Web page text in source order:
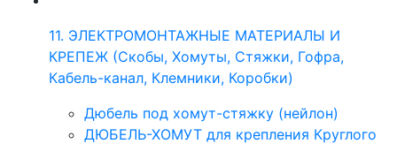
11. ЭЛЕКТРОМОНТАЖНЫЕ МАТЕРИАЛЫ И
КРЕПЕЖ (Скобы, Хомуты, Стяжки, Гофра,
Кабель-канал, Клемники, Коробки)
Дюбель под хомут-стяжку (нейлон)
ДЮБЕЛЬ-ХОМУТ для крепления Круглого